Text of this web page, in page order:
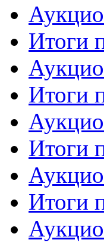
Итоги
Итоги
Итоги
Итоги